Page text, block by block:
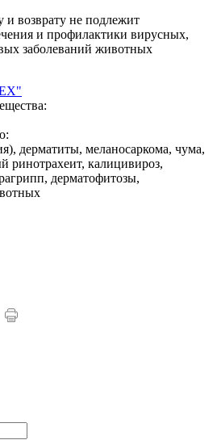
и возврату не подлежит
и профилактики вирусных,
заболеваний животных
дерматиты, меланосаркома, чума,
ринотрахеит, калицивироз,
дерматофитозы,